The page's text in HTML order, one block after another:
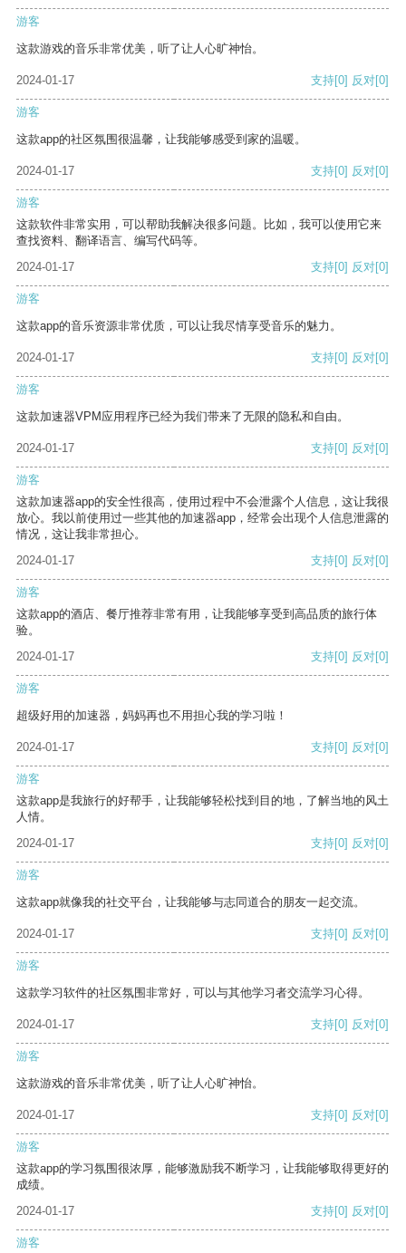
游客
这款游戏的音乐非常优美，听了让人心旷神怡。
2024-01-17 支持[0] 反对[0]
游客
这款app的社区氛围很温馨，让我能够感受到家的温暖。
2024-01-17 支持[0] 反对[0]
游客
这款软件非常实用，可以帮助我解决很多问题。比如，我可以使用它来
查找资料、翻译语言、编写代码等。
2024-01-17
支持[0] 反对[0]
游客
这款app的音乐资源非常优质，可以让我尽情享受音乐的魅力。
2024-01-17 支持[0] 反对[0]
游客
这款加速器VPM应用程序已经为我们带来了无限的隐私和自由。
2024-01-17 支持[0] 反对[0]
游客
这款加速器app的安全性很高，使用过程中不会泄露个人信息，这让我很
放心。我以前使用过一些其他的加速器app，经常会出现个人信息泄露的
情况，这让我非常担心。
2024-01-17
支持[0] 反对[0]
游客
这款app的酒店、餐厅推荐非常有用，让我能够享受到高品质的旅行体
验。
2024-01-17
支持[0] 反对[0]
游客
超级好用的加速器，妈妈再也不用担心我的学习啦！
2024-01-17 支持[0] 反对[0]
游客
这款app是我旅行的好帮手，让我能够轻松找到目的地，了解当地的风土
人情。
2024-01-17
支持[0] 反对[0]
游客
这款app就像我的社交平台，让我能够与志同道合的朋友一起交流。
2024-01-17 支持[0] 反对[0]
游客
这款学习软件的社区氛围非常好，可以与其他学习者交流学习心得。
2024-01-17 支持[0] 反对[0]
游客
这款游戏的音乐非常优美，听了让人心旷神怡。
2024-01-17 支持[0] 反对[0]
游客
这款app的学习氛围很浓厚，能够激励我不断学习，让我能够取得更好的
成绩。
2024-01-17
支持[0] 反对[0]
游客